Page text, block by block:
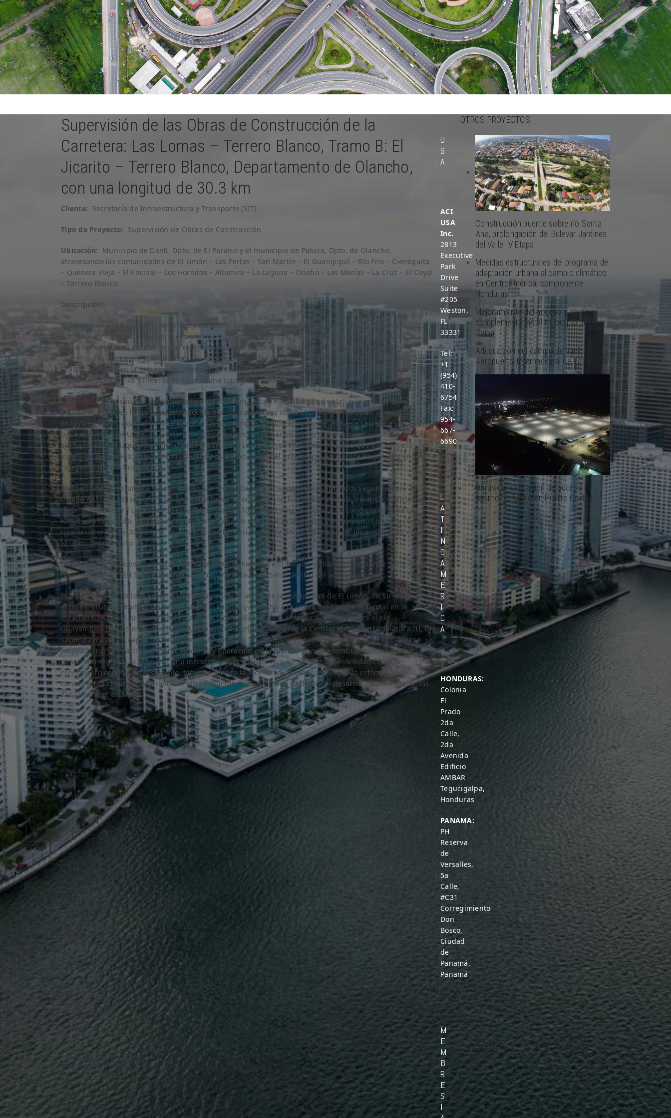
Supervisión de las Obras de Construcción de la
Carretera: Las Lomas – Terrero Blanco, Tramo B: El
Jicarito – Terrero Blanco, Departamento de Olancho,
con una longitud de 30.3 km
Cliente: Secretaría de Infraestructura y Transporte (SIT)
Tipo de Proyecto: Supervisión de Obras de Construcción
Ubicación: Municipio de Danlí, Dpto. de El Paraíso y el municipio de Patuca, Dpto. de Olancho,
atravesando las comunidades de El Limón – Las Perlas – San Martín – El Guanijiquil – Río Frio – Cieneguita
– Quesera Vieja – El Encinal – Los Hornitos – Altamira – La Laguna – Onofio – Las Marías – La Cruz – El Coyol
– Terrero Blanco
Descripción:
El tramo carretero Jicarito – Terrero Blanco forma parte de la carretera N-53 también conocida como
Corredor de Oriente, inicia en la estación 53+200 en la comunidad de El Jicarito municipio de Danlí,
departamento de El Paraíso; en su recorrido el tramo cruza el límite departamental de El Paraíso y
Olancho a la altura del puente Ocotal en la estación 62+057 y continúa avanzando hacia la estación final
86+076, ubicada en la entrada del puente sobre el río Guayambre. El emplazamiento corre al margen del
rio Guayambre en los primeros 15 km con una topografía ondulada.
El proyecto consistió en la pavimentación de 32.88km de carretera (longitud neta) que inician en la
estación 53+200 en la comunidad conocida por los pobladores como El Limón y finaliza en la estación
86+076 en la entrada del puente sobre el río Guayambre. El alineamiento de la nueva carretera tiene como
base el alineamiento de la carretera existente exceptuando tramos en los que fue necesario desplazar el
eje hacia el lado izquierdo emplazando la carretera sobre un terreno firme y seguro que garantice la
inversión del estado, esto fue considerando que gran parte del proyecto se encuentra emplazado en los
márgenes del río Guayambre.
El diseño de la estructura de pavimento fue regido bajo los lineamientos estipulados según la guía de
diseño AASHTO 93, se construyó una superficie de rodadura con hidráulico MR 650, un ancho constante
de 5.15 m por carril concibiendo un ancho total de 10.30m y 15cm de espesor de concreto en toda la
longitud proyectada, sobrepuesta sobre una capa de sub base estabilizada con cemento con espesores
que variaron entre 30 y 20 cm de acuerdo con los resultados de los ensayos CBR de los suelos existentes a
lo largo del proyecto.
El proyecto se encuentra ubicado entre los departamentos de El Paraíso y Olancho, formando parte de la
ruta nacional 53 (RN 53) destacándose como una ruta importante dentro del anillo agrícola.
El tramo B Inicia en la Estación 53+200, ubicada a la altura de la comunidad de El Limón. En su recorrido
el tramo cruza el límite departamental de El Paraíso y Olancho a la altura del puente El Ocotal en la
estación 62+057. El proyecto finaliza en la Estación 86+077 en la entrada al puente sobre el río
Guayambre. La ejecución de este proyecto acerca significativamente la Central Hidroeléctrica Patuca III, la
segunda mayor en capacidad de generación del país, a las principales rutas de transporte. Este acceso
mejorado no solo facilita el mantenimiento y operación de la planta, sino que también potencia el
desarrollo regional al asegurar una infraestructura robusta que apoya tanto la movilidad como el
crecimiento económico sostenible. también facilita la movilidad de bienes y personas reforzando la
conectividad regional mejorando la infraestructura vial lo cual es vital para el desarrollo sostenible de las
zonas rurales aledañas.
OTROS PROYECTOS
Construcción puente sobre río Santa
Ana, prolongación del Bulevar Jardines
del Valle IV Etapa.
Medidas estructurales del programa de
adaptación urbana al cambio climático
en Centroamérica, componente
Honduras.
Mejoramiento del acceso y obras
complementarias al municipio de La
Ceiba.
Adecuación del campo de vuelo
Aeropuerto Internacional de Palmerola.
Obras de facilitación de acceso al
recinto portuario en Puerto Cortés.
U
S
A
ACI
USA
Inc.
2813
Executive
Park
Drive
Suite
#205
Weston,
FL
33331
Tel:
+1
(954)
410-
6754
Fax:
954-
667-
6690
L
A
T
I
N
O
A
M
É
R
I
C
A
HONDURAS:
Colonia
El
Prado
2da
Calle,
2da
Avenida
Edificio
AMBAR
Tegucigalpa,
Honduras
PANAMA:
PH
Reserva
de
Versalles,
5a
Calle,
#C31
Corregimiento
Don
Bosco,
Ciudad
de
Panamá,
Panamá
M
E
M
B
R
E
S
I